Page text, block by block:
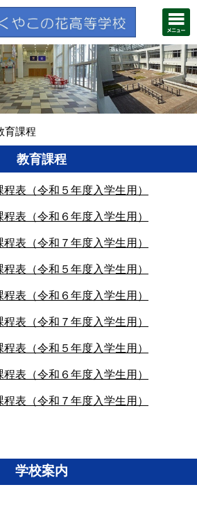
育課程
教育課程
（令和５年度入学生用）
（令和６年度入学生用）
（令和７年度入学生用）
表 （令和５年度入学生用）
表 （令和６年度入学生用）
表 （令和７年度入学生用）
表 （令和５年度入学生用）
表 （令和６年度入学生用）
表 （令和７年度入学生用）
学校案内